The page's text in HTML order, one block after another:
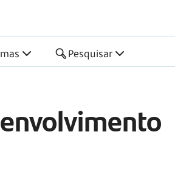
Pesquisar